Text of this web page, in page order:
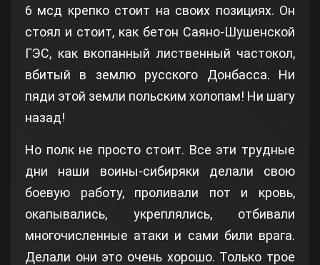
6 мсд крепко стоит на своих позициях. Он
стоял и стоит, как бетон Саяно-Шушенской
ГЭС, как вкопанный лиственный частокол,
вбитый в землю русского Донбасса. Ни
пяди этой земли польским холопам! Ни шагу
назад!
Но полк не просто стоит. Все эти трудные
дни наши воины-сибиряки делали свою
боевую работу, проливали пот и кровь,
окапывались, укреплялись, отбивали
многочисленные атаки и сами били врага.
Делали они это очень хорошо. Только трое